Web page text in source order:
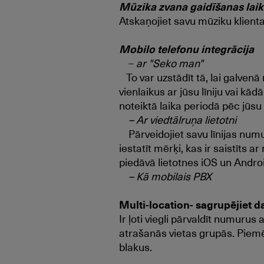
Mūzika zvana gaidīšanas
Atskaņojiet savu mūziku
Mobilo telefonu integrācija
–ar "Seko man"
To var uzstādīt tā, lai
vienlaikus ar jūsu līniju vai
noteiktā laika periodā pēc
– Ar viedtālruņa lietotni
Pārveidojiet savu līnijas
iestatīt mērķi, kas ir saistīts ar
piedāvā lietotnes iOS un
– Kā mobilais PBX
Multi-location- sagrupējiet
Ir ļoti viegli pārvaldīt numurus
atrašanās vietas grupās.
blakus.